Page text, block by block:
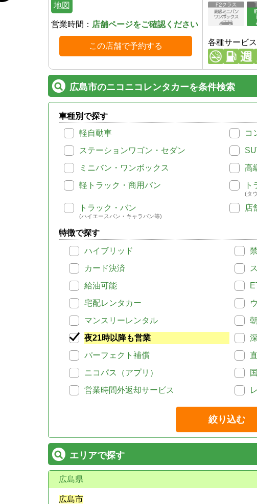
地図
営業時間： 店舗ページをご確認ください
この店舗で予約する 各種サービス
広島市のニコニコレンタカーを条件検索
車種別で探す
軽自動車
コ
ステーションワゴン・セダン
ミニバン・ワンボックス
高
軽トラック・商用バン
ト
(タ
トラック・バン
(ハイエースバン・キャラバン等)
店
特徴で探す
ハイブリッド
カード決済
給油可能
宅配レンタカー
マンスリーレンタル
夜21時以降も営業
パーフェクト補償
ニコパス（アプリ）
営業時間外返却サービス
絞り込む
エリアで探す
広島県
広島市